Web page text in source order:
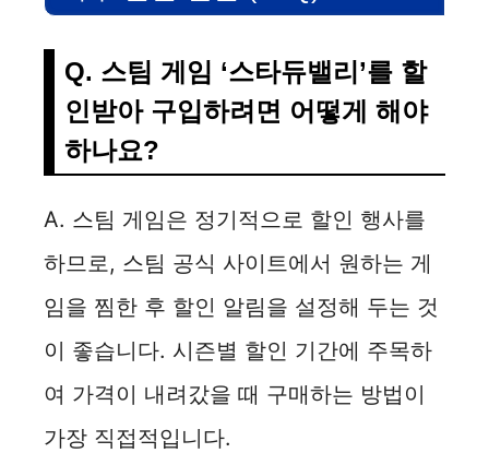
Q. 스팀 게임 ‘스타듀밸리’를 할
인받아 구입하려면 어떻게 해야
하나요?
A. 스팀 게임은 정기적으로 할인 행사를
하므로, 스팀 공식 사이트에서 원하는 게
임을 찜한 후 할인 알림을 설정해 두는 것
이 좋습니다. 시즌별 할인 기간에 주목하
여 가격이 내려갔을 때 구매하는 방법이
가장 직접적입니다.